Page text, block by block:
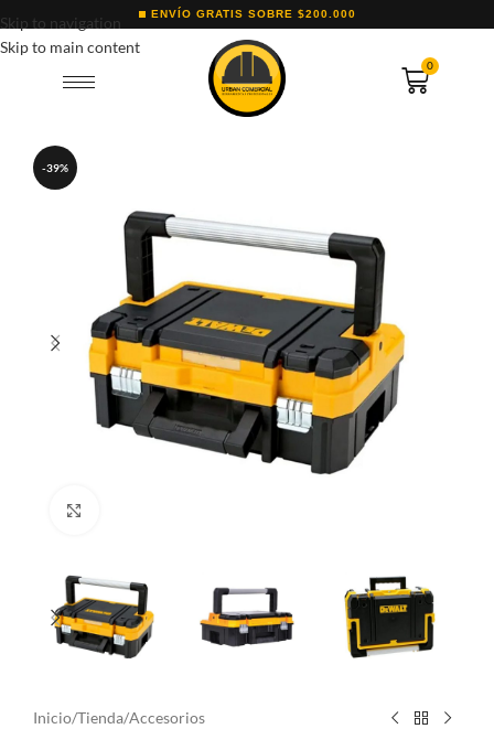
Skip to navigation
Skip to main content
ENVÍO GRATIS SOBRE $200.000
0
-39%
Inicio/Tienda/Accesorios